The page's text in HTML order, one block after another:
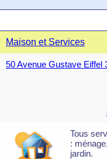
Maison et Services
50 Avenue Gustave Eiffel
Tous
:
jardin.